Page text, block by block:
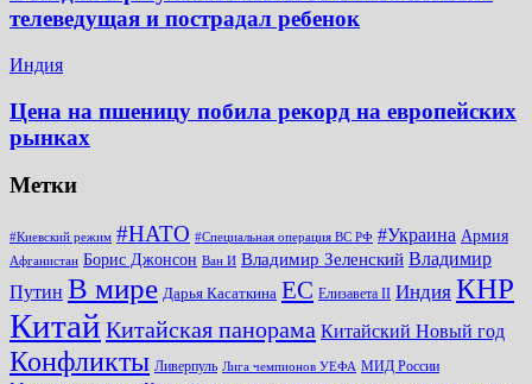
телеведущая и пострадал ребенок
Индия
Цена на пшеницу побила рекорд на европейских
рынках
Метки
#Киевский режим #НАТО #Специальная операция ВС РФ #Украина Армия
Афганистан Борис Джонсон Ван И Владимир Зеленский Владимир
Путин В мире Дарья Касаткина ЕС Елизавета II Индия КНР
Китай Китайская панорама Китайский Новый год
Конфликты Ливерпуль Лига чемпионов УЕФА МИД России